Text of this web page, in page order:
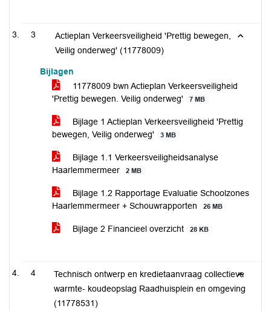
3
Actieplan Verkeersveiligheid 'Prettig bewegen,
Veilig onderweg' (11778009)
Bijlagen
11778009 bwn Actieplan Verkeersveiligheid
'Prettig bewegen. Veilig onderweg'
7 MB
Bijlage 1 Actieplan Verkeersveiligheid 'Prettig
bewegen, Veilig onderweg'
3 MB
Bijlage 1.1 Verkeersveiligheidsanalyse
Haarlemmermeer
2 MB
Bijlage 1.2 Rapportage Evaluatie Schoolzones
Haarlemmermeer + Schouwrapporten
26 MB
Bijlage 2 Financieel overzicht 28 KB
4
Technisch ontwerp en kredietaanvraag collectieve
warmte- koudeopslag Raadhuisplein en omgeving
(11778531)